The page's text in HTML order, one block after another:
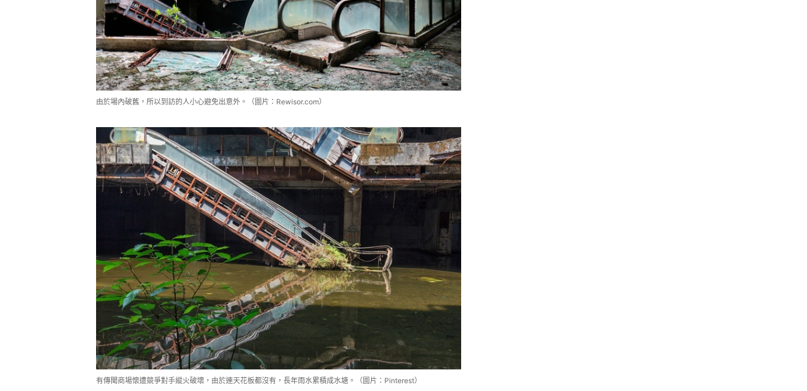
由於場內破舊，所以到訪的人小心避免出意外。（圖片：Rewisor.com）
有傳聞商場懷遭競爭對手縱火破壞，由於連天花板都沒有，長年雨水累積成水塘。（圖片：Pinterest）